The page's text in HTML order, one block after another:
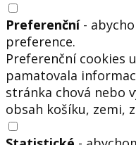
Preferenční-
preference.
Preferenční cookies
pamatovala
stránka chová nebo
obsah košíku, zemi,